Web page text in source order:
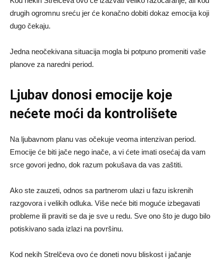
drugih ogromnu sreću jer će konačno dobiti dokaz emocija koji
dugo čekaju.
Jedna neočekivana situacija mogla bi potpuno promeniti vaše
planove za naredni period.
Ljubav donosi emocije koje
nećete moći da kontrolišete
Na ljubavnom planu vas očekuje veoma intenzivan period.
Emocije će biti jače nego inače, a vi ćete imati osećaj da vam
srce govori jedno, dok razum pokušava da vas zaštiti.
Ako ste zauzeti, odnos sa partnerom ulazi u fazu iskrenih
razgovora i velikih odluka. Više neće biti moguće izbegavati
probleme ili praviti se da je sve u redu. Sve ono što je dugo bilo
potiskivano sada izlazi na površinu.
Kod nekih Strelčeva ovo će doneti novu bliskost i jačanje